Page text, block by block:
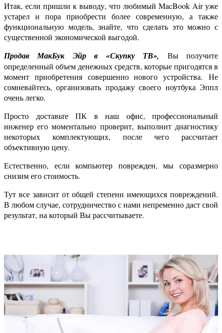
Итак, если пришли к выводу, что любимый MacBook Air уже
устарел и пора приобрести более современную, а также
функциональную модель, знайте, что сделать это можно с
существенной экономической выгодой.
Продав МакБук Эйр в «Скупку ТВ», Вы получите
определенный объем денежных средств, которые пригодятся в
момент приобретения совершенно нового устройства. Не
сомневайтесь, организовать продажу своего ноутбука Эппл
очень легко.
Просто доставьте ПК в наш офис, профессиональный
инженер его моментально проверит, выполнит диагностику
некоторых комплектующих, после чего рассчитает
объективную цену.
Естественно, если компьютер поврежден, мы соразмерно
снизим его стоимость.
Тут все зависит от общей степени имеющихся повреждений.
В любом случае, сотрудничество с нами непременно даст свой
результат, на который Вы рассчитываете.